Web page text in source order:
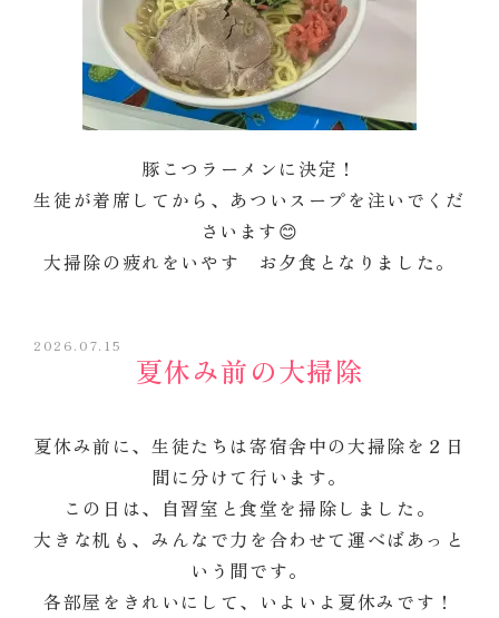
豚こつラーメンに決定！
生徒が着席してから、あついスープを注いでくだ
さいます😊
大掃除の疲れをいやす お夕食となりました。
2026.07.15
夏休み前の大掃除
夏休み前に、生徒たちは寄宿舎中の大掃除を２日
間に分けて行います。
この日は、自習室と食堂を掃除しました。
大きな机も、みんなで力を合わせて運べばあっと
いう間です。
各部屋をきれいにして、いよいよ夏休みです！